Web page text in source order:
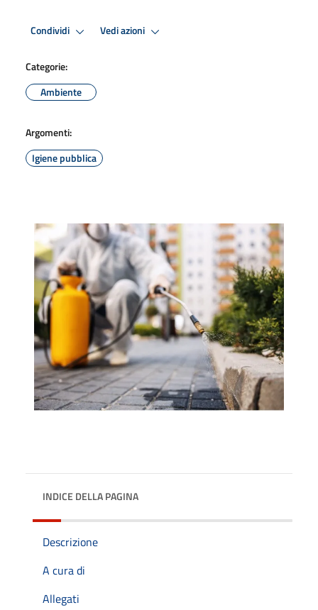
Condividi Vedi azioni
Categorie:
Ambiente
Argomenti:
Igiene pubblica
INDICE DELLA PAGINA
Descrizione
A cura di
Allegati